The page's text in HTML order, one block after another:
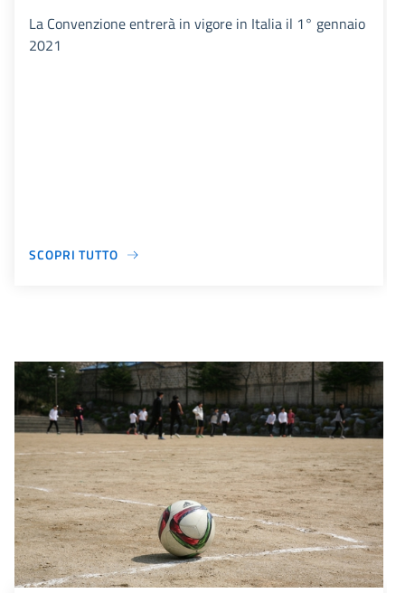
La Convenzione entrerà in vigore in Italia il 1° gennaio
2021
SCOPRI TUTTO